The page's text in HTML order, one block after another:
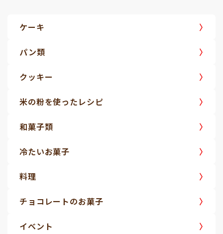
ケーキ
パン類
クッキー
米の粉を使ったレシピ
和菓子類
冷たいお菓子
料理
チョコレートのお菓子
イベント